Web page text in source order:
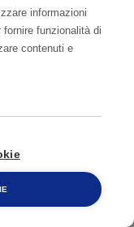
800 482 320
informazioni
funzionalità di
contenuti e